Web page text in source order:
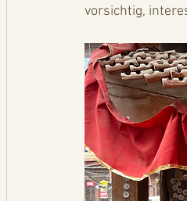
vorsichtig,